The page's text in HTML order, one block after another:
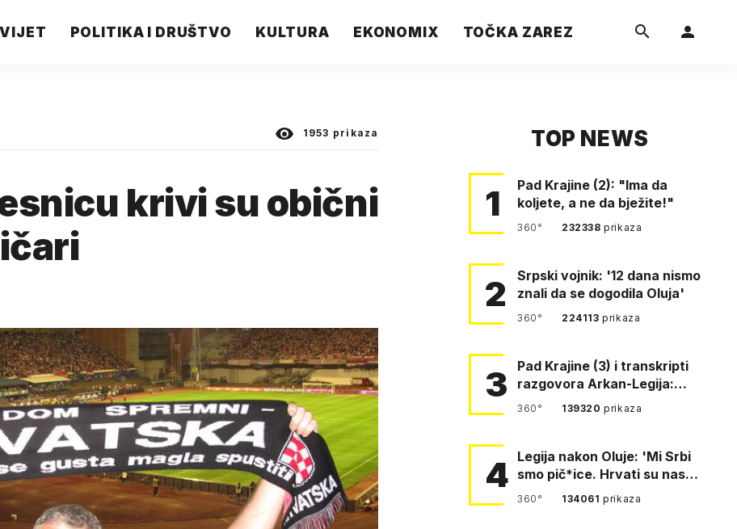
POLITIKA I DRUŠTVO KULTURA EKONOMIX TOČKA ZAREZ
1953 prikaza
krivi su obični
TOP NEWS
1
Pad Krajine (2): "Ima da
koljete, a ne da bježite!"
360° 232338prikaza
2
Srpski vojnik: '12 dana nismo
znali da se dogodila Oluja'
360° 224113prikaza
3
Pad Krajine (3) i transkripti
razgovora Arkan-Legija:
'Čujem, prelazite ustašam…
360° 139320prikaza
4 Legija nakon Oluje: 'Mi Srbi
smo pič*ice. Hrvati su nas
pomeli!'
360° 134061prikaza